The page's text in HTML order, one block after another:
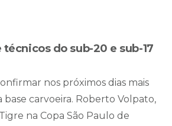
do sub-20 e sub-17
nos próximos dias mais
base carvoeira. Roberto Volpato,
na Copa São Paulo de